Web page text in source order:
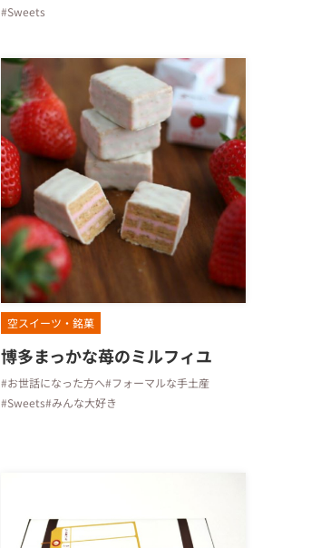
#Sweets
空スイーツ・銘菓
博多まっかな苺のミルフィユ
#お世話になった方へ#フォーマルな手土産
#Sweets#みんな大好き